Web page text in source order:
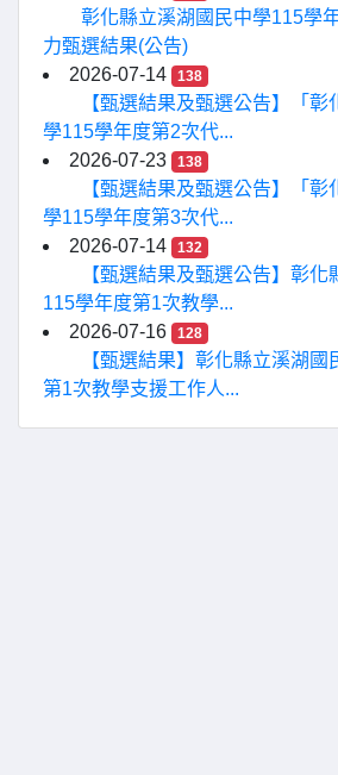
彰化縣立溪湖國民中學115學
力甄選結果(公告)
2026-07-14
138
【甄選結果及甄選公告】「
學115學年度第2次代...
2026-07-23
138
【甄選結果及甄選公告】「
學115學年度第3次代...
2026-07-14
132
【甄選結果及甄選公告】彰
115學年度第1次教學...
2026-07-16
128
【甄選結果】彰化縣立溪湖
第1次教學支援工作人...